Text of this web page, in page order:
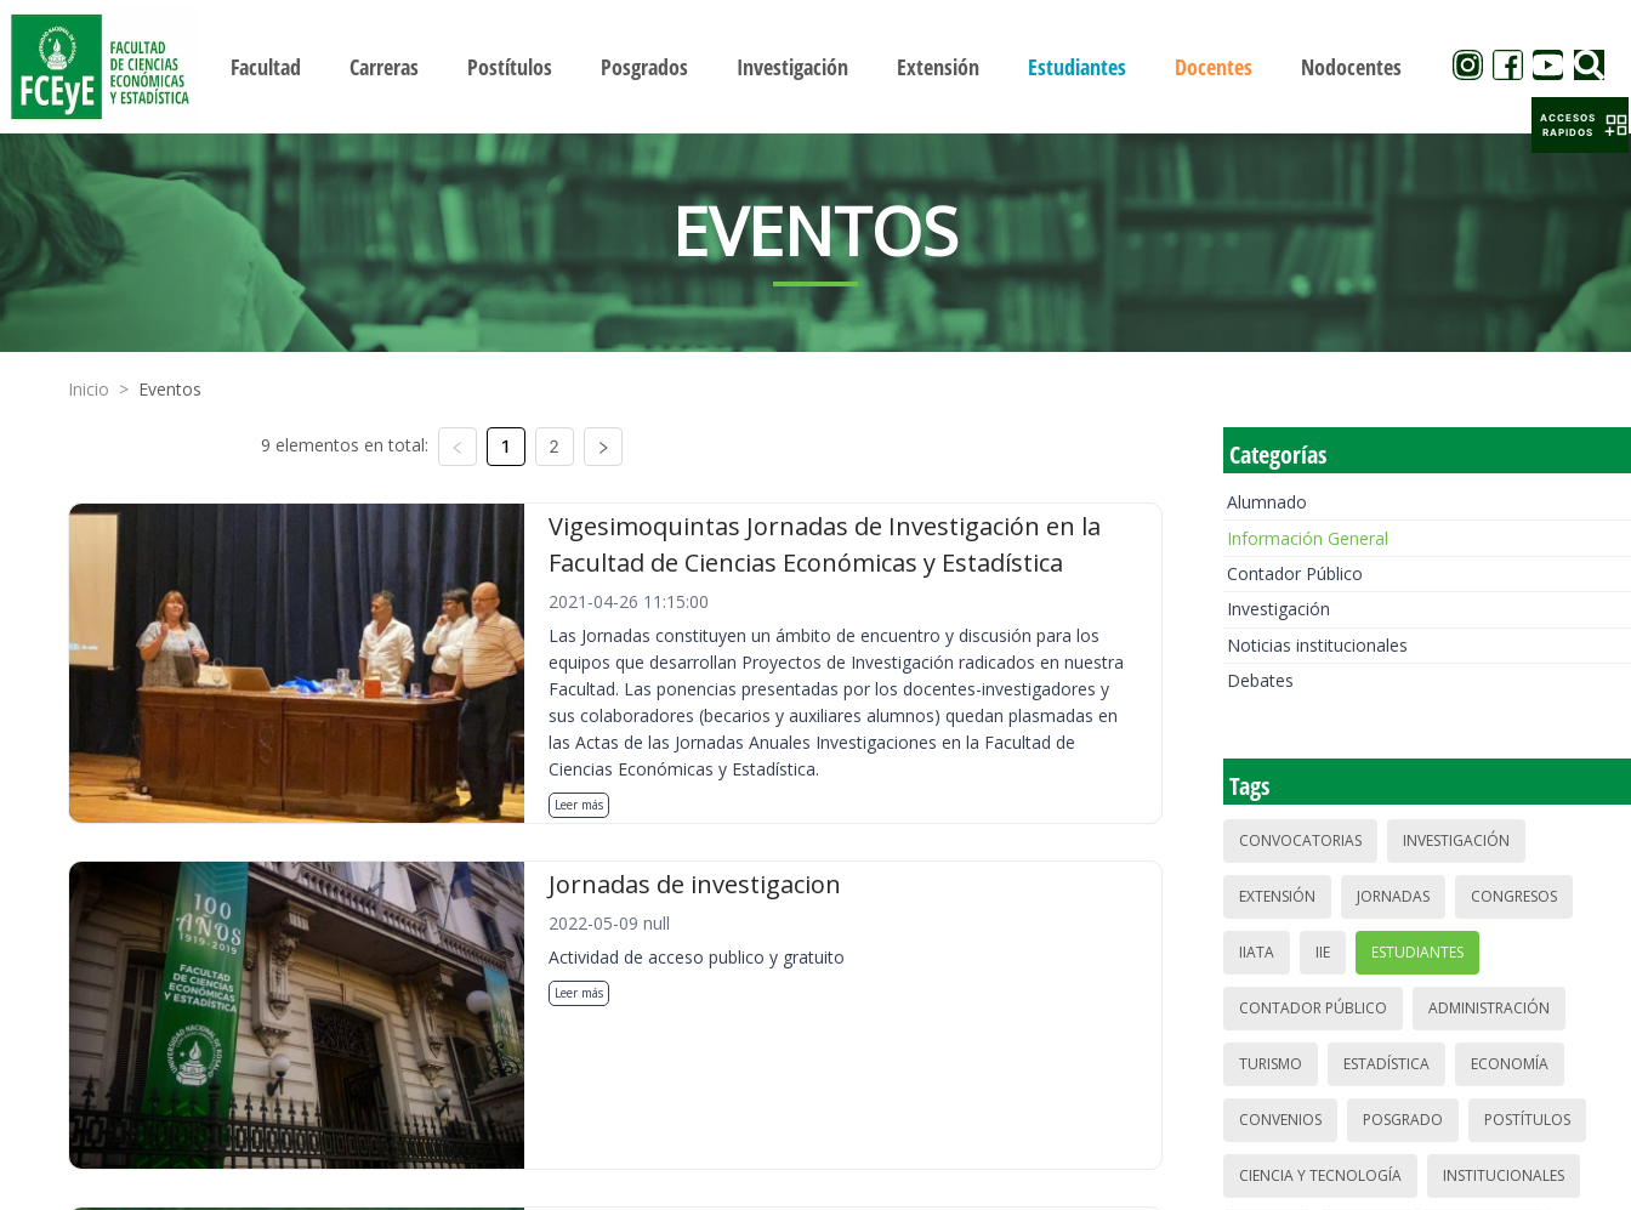
Facultad Carreras Postítulos Posgrados Investigación Extensión Estudiantes Docentes Nodocentes
EVENTOS
Inicio > Eventos
9 elementos en total: 1 2
Vigesimoquintas Jornadas de Investigación en la
Facultad de Ciencias Económicas y Estadística
2021-04-26 11:15:00
Las Jornadas constituyen un ámbito de encuentro y discusión para los
equipos que desarrollan Proyectos de Investigación radicados en nuestra
Facultad. Las ponencias presentadas por los docentes-investigadores y
sus colaboradores (becarios y auxiliares alumnos) quedan plasmadas en
las Actas de las Jornadas Anuales Investigaciones en la Facultad de
Ciencias Económicas y Estadística.
Leer más
Jornadas de investigacion
2022-05-09 null
Actividad de acceso publico y gratuito
Leer más
Categorías
Alumnado
Información General
Contador Público
Investigación
Noticias institucionales
Debates
Tags
CONVOCATORIAS INVESTIGACIÓN
EXTENSIÓN JORNADAS CONGRESOS
IIATA IIE ESTUDIANTES
CONTADOR PÚBLICO ADMINISTRACIÓN
TURISMO ESTADÍSTICA ECONOMÍA
CONVENIOS POSGRADO POSTÍTULOS
CIENCIA Y TECNOLOGÍA INSTITUCIONALES
ACCESOS
RAPIDOS